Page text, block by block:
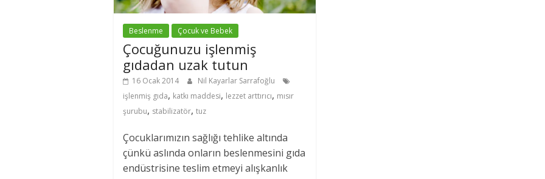
Beslenme Çocuk ve Bebek
Çocuğunuzu işlenmiş
gıdadan uzak tutun
16 Ocak 2014
Nil Kayarlar Sarrafoğlu
işlenmiş gıda, katkı maddesi, lezzet arttırıcı, mısır
şurubu, stabilizatör, tuz
Çocuklarımızın sağlığı tehlike altında
çünkü aslında onların beslenmesini gıda
endüstrisine teslim etmeyi alışkanlık